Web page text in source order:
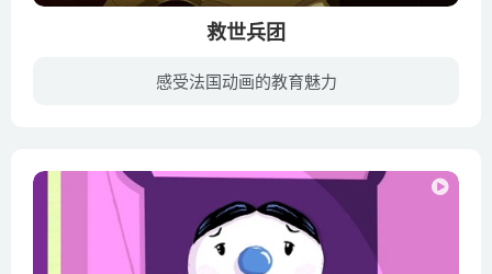
救世兵团
感受法国动画的教育魅力